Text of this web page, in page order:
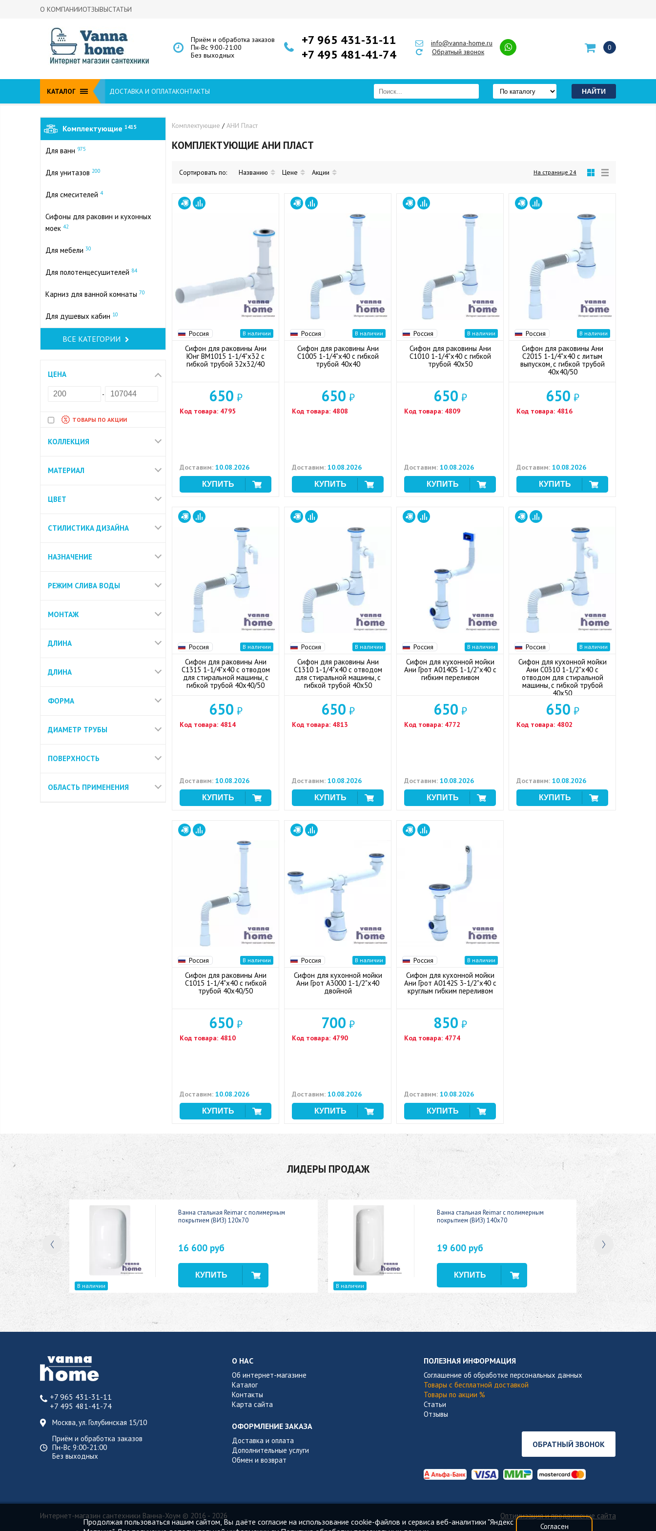
О КОМПАНИИОТЗЫВЫСТАТЬИ
Приём и обработка заказов
Пн-Вс 9:00-21:00
Без выходных
+7 965 431-31-11
+7 495 481-41-74
info@vanna-home.ru
Обратный звонок
0
КАТАЛОГ ДОСТАВКА И ОПЛАТАКОНТАКТЫ
Комплектующие 1415
Для ванн 975
Для унитазов 200
Для смесителей 4
Сифоны для раковин и кухонных
моек 42
Для мебели 30
Для полотенцесушителей 84
Карниз для ванной комнаты 70
Для душевых кабин 10
ВСЕ КАТЕГОРИИ
ЦЕНА
-
ТОВАРЫ ПО АКЦИИ
КОЛЛЕКЦИЯ
МАТЕРИАЛ
ЦВЕТ
СТИЛИСТИКА ДИЗАЙНА
НАЗНАЧЕНИЕ
РЕЖИМ СЛИВА ВОДЫ
МОНТАЖ
ДЛИНА
ДЛИНА
ФОРМА
ДИАМЕТР ТРУБЫ
ПОВЕРХНОСТЬ
ОБЛАСТЬ ПРИМЕНЕНИЯ
Комплектующие /АНИ Пласт
КОМПЛЕКТУЮЩИЕ АНИ ПЛАСТ
Сортировать по: Названию Цене Акции На странице 24
Россия В наличии
Сифон для раковины Ани
Юнг ВМ1015 1-1/4"x32 с
гибкой трубой 32x32/40
650 ₽
Код товара: 4795
Доставим: 10.08.2026
Россия В наличии
Сифон для раковины Ани
С1005 1-1/4"x40 с гибкой
трубой 40x40
650 ₽
Код товара: 4808
Доставим: 10.08.2026
Россия В наличии
Сифон для раковины Ани
С1010 1-1/4"x40 с гибкой
трубой 40x50
650 ₽
Код товара: 4809
Доставим: 10.08.2026
Россия В наличии
Сифон для раковины Ани
C2015 1-1/4"x40 с литым
выпуском, с гибкой трубой
40x40/50
650 ₽
Код товара: 4816
Доставим: 10.08.2026
Россия В наличии
Сифон для раковины Ани
С1315 1-1/4"x40 с отводом
для стиральной машины, с
гибкой трубой 40x40/50
650 ₽
Код товара: 4814
Доставим: 10.08.2026
Россия В наличии
Сифон для раковины Ани
С1310 1-1/4"x40 с отводом
для стиральной машины, с
гибкой трубой 40x50
650 ₽
Код товара: 4813
Доставим: 10.08.2026
Россия В наличии
Сифон для кухонной мойки
Ани Грот А0140S 1-1/2"x40 с
гибким переливом
650 ₽
Код товара: 4772
Доставим: 10.08.2026
Россия В наличии
Сифон для кухонной мойки
Ани С0310 1-1/2"x40 с
отводом для стиральной
машины, с гибкой трубой
40x50
650 ₽
Код товара: 4802
Доставим: 10.08.2026
Россия В наличии
Сифон для раковины Ани
С1015 1-1/4"x40 с гибкой
трубой 40x40/50
650 ₽
Код товара: 4810
Доставим: 10.08.2026
Россия В наличии
Сифон для кухонной мойки
Ани Грот А3000 1-1/2"x40
двойной
700 ₽
Код товара: 4790
Доставим: 10.08.2026
Россия В наличии
Сифон для кухонной мойки
Ани Грот А0142S 3-1/2"x40 с
круглым гибким переливом
850 ₽
Код товара: 4774
Доставим: 10.08.2026
ЛИДЕРЫ ПРОДАЖ
150x70
В наличии
Ванна стальная Reimar с полимерным
покрытием (ВИЗ) 120x70
16 600 руб
В наличии
Ванна стальная Reimar с полимерным
покрытием (ВИЗ) 140x70
19 600 руб
+7 965 431-31-11
+7 495 481-41-74
Москва, ул. Голубинская 15/10
Приём и обработка заказов
Пн-Вс 9:00-21:00
Без выходных
О НАС
Об интернет-магазине
Каталог
Контакты
Карта сайта
ОФОРМЛЕНИЕ ЗАКАЗА
Доставка и оплата
Дополнительные услуги
Обмен и возврат
ПОЛЕЗНАЯ ИНФОРМАЦИЯ
Соглашение об обработке персональных данных
Товары с бесплатной доставкой
Товары по акции %
Статьи
Отзывы
ОБРАТНЫЙ ЗВОНОК
Интернет-магазин сантехники Ванна-Хоум © 2016 - 2026 Оптимизация и продвижение сайта
Продолжая пользоваться нашим сайтом, Вы даёте согласие на использование cookie-файлов и сервиса веб-аналитики "Яндекс
Согласен